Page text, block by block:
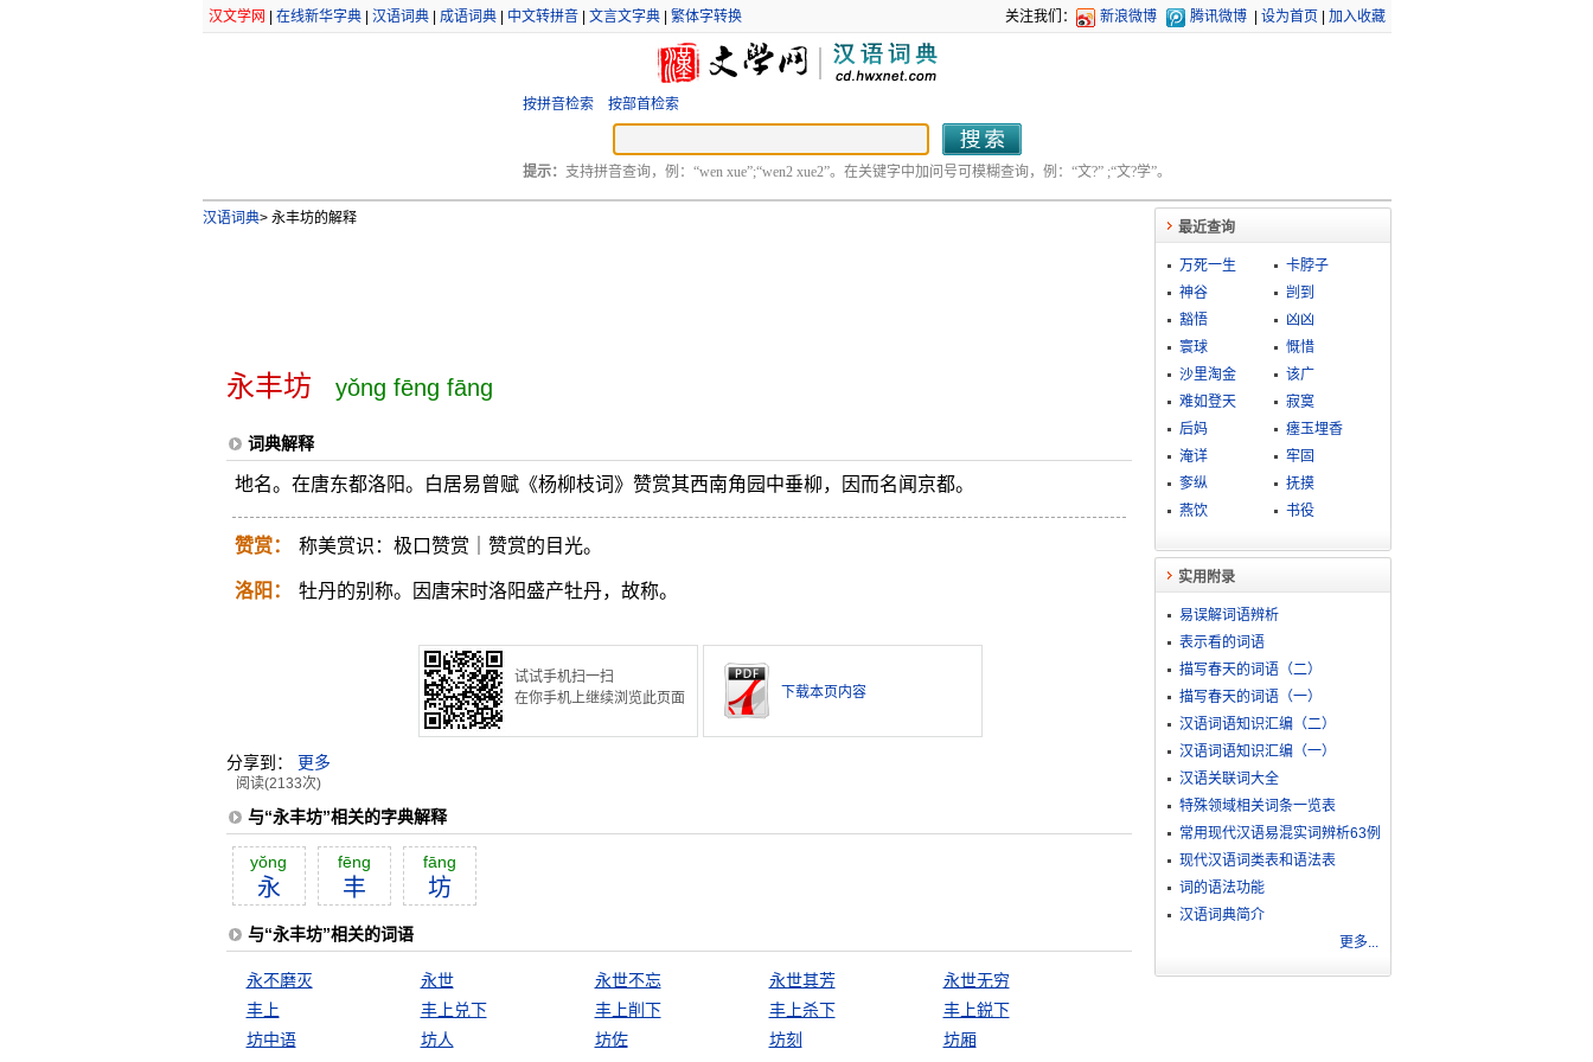
汉文学网 在线新华字典| 汉语词典| 成语词典| 中文转拼音| 文言文字典| 繁体字转换 关注我们： 新浪微博 腾讯微博 设为首页 加入收藏
按拼音检索 按部首检索
提示： 支持拼音查询，例：“wen xue”;“wen2 xue2”。在关键字中加问号可模糊查询，例：“文?” ;“文?学”。
汉语词典>永丰坊的解释
永丰坊 yǒng fēng fāng
词典解释
地名。在唐东都洛阳。白居易曾赋《杨柳枝词》赞赏其西南角园中垂柳，因而名闻京都。
赞赏： 称美赏识：极口赞赏｜赞赏的目光。
洛阳： 牡丹的别称。因唐宋时洛阳盛产牡丹，故称。
试试手机扫一扫
在你手机上继续浏览此页面
下载本页内容
分享到： 更多
阅读(2133次)
与“永丰坊”相关的字典解释
yŏng
永
fēng
丰
fāng
坊
与“永丰坊”相关的词语
永不磨灭 永世 永世不忘 永世其芳
永世无穷
丰上
丰上兑下 丰上削下 丰上杀下
丰上鋭下
坊中语
坊人 坊佐 坊刻 坊厢
最近查询
万死一生
卡脖子
神谷
剀到
豁悟
凶凶
寰球
慨惜
沙里淘金
该广
难如登天
寂寞
后妈
瘗玉埋香
淹详
牢固
奓纵
抚摸
燕饮
书役
实用附录
易误解词语辨析
表示看的词语
描写春天的词语（二）
描写春天的词语（一）
汉语词语知识汇编（二）
汉语词语知识汇编（一）
汉语关联词大全
特殊领域相关词条一览表
常用现代汉语易混实词辨析63例
现代汉语词类表和语法表
词的语法功能
汉语词典简介
更多...